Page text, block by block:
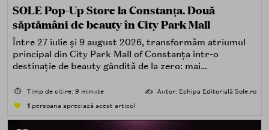
SOLE Pop-Up Store la Constanța. Două
săptămâni de beauty în City Park Mall
Între 27 iulie și 9 august 2026, transformăm atriumul
principal din City Park Mall of Constanța într-o
destinație de beauty gândită de la zero: mai
care îți place, de fapt, să descoperi produse — testând,
atingând, comparând, întrebând.
⏱️ Timp de citire: 9 minute ✍️ Autor: Echipa Editorială Sole.ro
1 persoana apreciază acest articol